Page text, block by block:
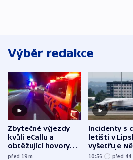
Výběr redakce
Zbytečné výjezdy
kvůli eCallu a
obtěžující hovory
zdržují záchranáře
před 19m
Incidenty s
letišti v
vyšetřuje
jako
10:56 před 44